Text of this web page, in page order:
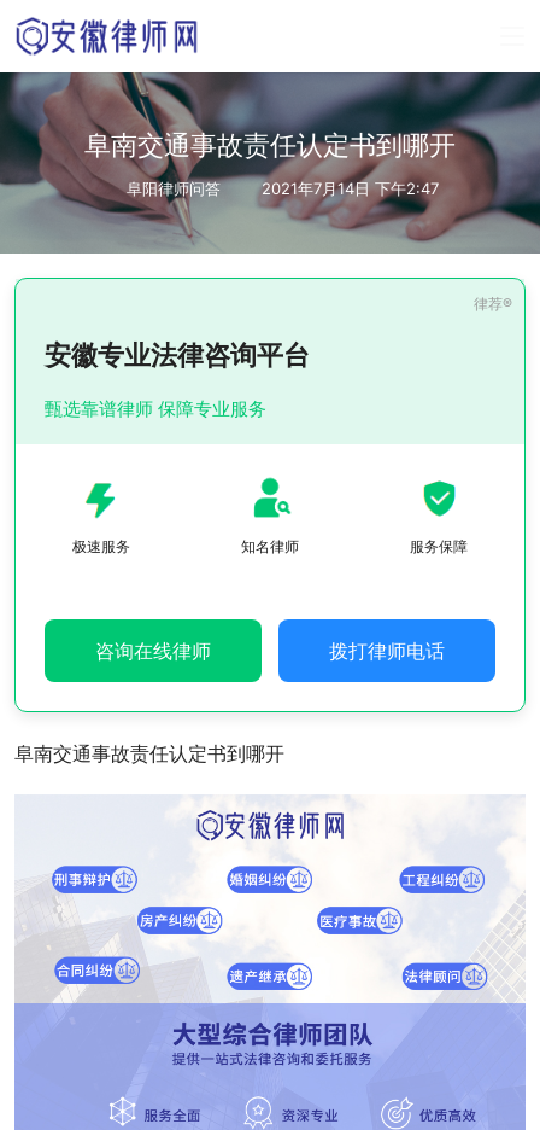
阜南交通事故责任认定书到哪开
阜阳律师问答 2021年7月14日 下午2:47
安徽专业法律咨询平台
甄选靠谱律师 保障专业服务
极速服务 知名律师 服务保障
咨询在线律师 拨打律师电话
阜南交通事故责任认定书到哪开